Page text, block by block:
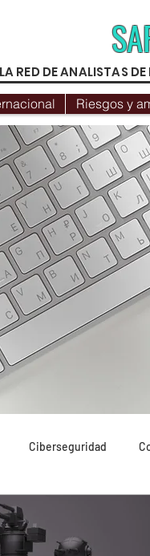
LA RED DE ANALISTAS
Riesgos y
Ciberseguridad